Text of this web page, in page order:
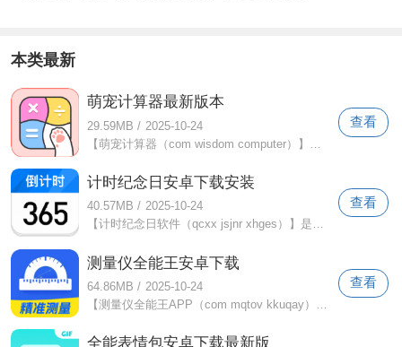
本类最新
萌宠计算器最新版本
29.59MB / 2025-10-24
查看
计时纪念日安卓下载安装
40.57MB / 2025-10-24
【计时纪念日软件（qcxx jsjnr xhges）】是一个可以轻松记录各种周年纪念日的软件。这很容易操作。只要您直接在手机上记录重要日子，就可以
查看
测量仪全能王安卓下载
64.86MB / 2025-10-24
查看
全能表情包安卓下载最新版